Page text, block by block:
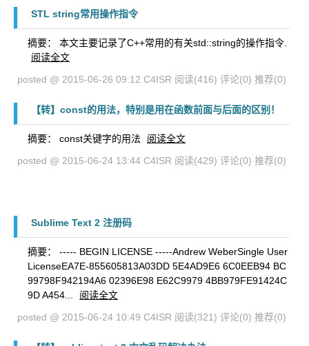
STL string常用操作指令
摘要： 本文主要记录了C++常用的有关std::string的操作指令.
阅读全文
posted @ 2015-06-26 09:12 C4ISR 阅读(416) 评论(0) 推荐(0)
【转】const的用法，特别是用在函数前面与后面的区别！
摘要： const关键字的用法
阅读全文
posted @ 2015-06-24 13:44 C4ISR 阅读(429) 评论(0) 推荐(0)
Sublime Text 2 注册码
摘要： ----- BEGIN LICENSE -----Andrew WeberSingle User
LicenseEA7E-855605813A03DD 5E4AD9E6 6C0EEB94 BC
99798F942194A6 02396E98 E62C9979 4BB979FE91424C
9D A454...
阅读全文
posted @ 2015-06-24 10:49 C4ISR 阅读(321) 评论(0) 推荐(0)